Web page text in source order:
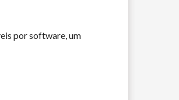
​​por software, um